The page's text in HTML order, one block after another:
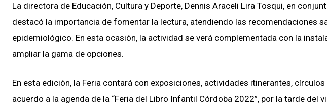
La directora de Educación, Cultura y Deporte, Dennis Araceli Lira Tosqui, en
destacó la importancia de fomentar la lectura, atendiendo las recomendaciones
epidemiológico. En esta ocasión, la actividad se verá complementada con la
ampliar la gama de opciones.
En esta edición, la Feria contará con exposiciones, actividades itinerantes,
acuerdo a la agenda de la “Feria del Libro Infantil Córdoba 2022”, por la tarde del